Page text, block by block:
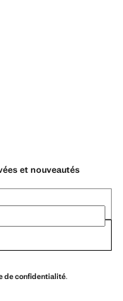
et nouveautés
de confidentialité.